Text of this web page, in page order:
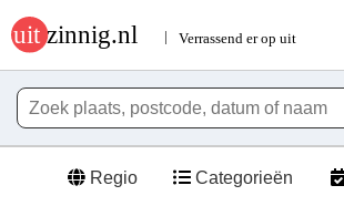
Regio Categorieën